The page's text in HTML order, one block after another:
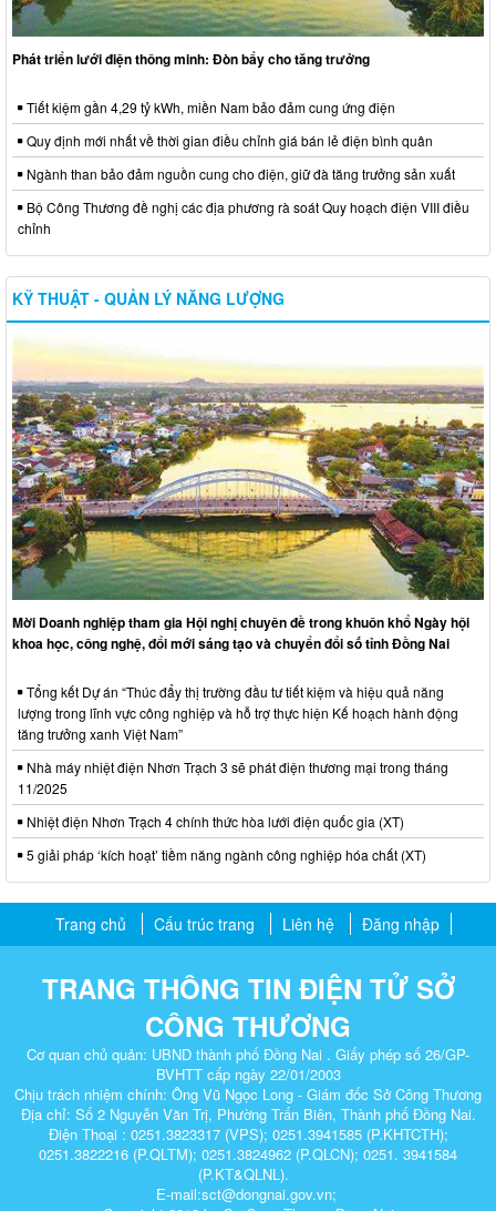
Phát triển lưới điện thông minh: Đòn bẩy cho tăng trưởng
Tiết kiệm gần 4,29 tỷ kWh, miền Nam bảo đảm cung ứng điện
Quy định mới nhất về thời gian điều chỉnh giá bán lẻ điện bình quân
Ngành than bảo đảm nguồn cung cho điện, giữ đà tăng trưởng sản xuất
Bộ Công Thương đề nghị các địa phương rà soát Quy hoạch điện VIII điều
chỉnh
KỸ THUẬT - QUẢN LÝ NĂNG LƯỢNG
Mời Doanh nghiệp tham gia Hội nghị chuyên đề trong khuôn khổ Ngày hội
khoa học, công nghệ, đổi mới sáng tạo và chuyển đổi số tỉnh Đồng Nai
Tổng kết Dự án “Thúc đẩy thị trường đầu tư tiết kiệm và hiệu quả năng
lượng trong lĩnh vực công nghiệp và hỗ trợ thực hiện Kế hoạch hành động
tăng trưởng xanh Việt Nam”
Nhà máy nhiệt điện Nhơn Trạch 3 sẽ phát điện thương mại trong tháng
11/2025
Nhiệt điện Nhơn Trạch 4 chính thức hòa lưới điện quốc gia (XT)
5 giải pháp ‘kích hoạt’ tiềm năng ngành công nghiệp hóa chất (XT)
Trang chủ Cấu trúc trang Liên hệ Đăng nhập
TRANG THÔNG TIN ĐIỆN TỬ SỞ
CÔNG THƯƠNG
Cơ quan chủ quản: UBND thành phố Đồng Nai . Giấy phép số 26/GP-
BVHTT cấp ngày 22/01/2003
Chịu trách nhiệm chính: Ông Vũ Ngọc Long - Giám đốc Sở Công Thương
Địa chỉ: Số 2 Nguyễn Văn Trị, Phường Trấn Biên, Thành phố Đồng Nai.
Điện Thoại : 0251.3823317 (VPS); 0251.3941585 (P.KHTCTH);
0251.3822216 (P.QLTM); 0251.3824962 (P.QLCN); 0251. 3941584
(P.KT&QLNL).
E-mail:sct@dongnai.gov.vn;